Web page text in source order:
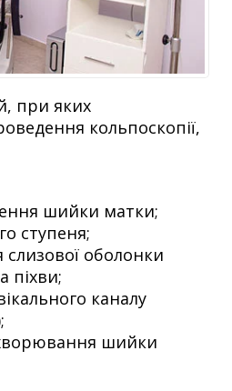
при яких
кольпоскопії,
шийки матки;
ступеня;
оболонки
піхви;
каналу
шийки